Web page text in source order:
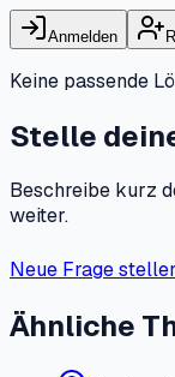
Anmelden
Keine passende
Stelle
Beschreibe kurz
weiter.
Neue Frage
Ähnliche